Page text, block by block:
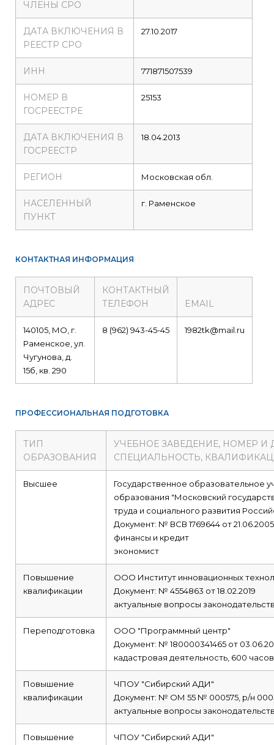
ЧЛЕНЫ СРО
ДАТА ВКЛЮЧЕНИЯ В
РЕЕСТР СРО
27.10.2017
ИНН 771871507539
НОМЕР В
ГОСРЕЕСТРЕ
25153
ДАТА ВКЛЮЧЕНИЯ В
ГОСРЕЕСТР
18.04.2013
РЕГИОН Московская обл.
НАСЕЛЕННЫЙ
ПУНКТ
г. Раменское
КОНТАКТНАЯ ИНФОРМАЦИЯ
ПОЧТОВЫЙ
АДРЕС
КОНТАКТНЫЙ
ТЕЛЕФОН
EMAIL
140105, МО, г.
Раменское, ул.
Чугунова, д.
15б, кв. 290
8 (962) 943-45-45 1982tk@mail.ru
ПРОФЕССИОНАЛЬНАЯ ПОДГОТОВКА
ТИП
ОБРАЗОВАНИЯ
УЧЕБНОЕ ЗАВЕДЕНИЕ, НОМЕР
СПЕЦИАЛЬНОСТЬ,
Высшее
Государственное образовательное
образования "Московский
труда и социального развития
Документ: № ВСВ 1769644 от 21.06.2005
финансы и кредит
экономист
Повышение
квалификации
ООО Институт инновационных
Документ: № 4554863 от 18.02.2019
актуальные вопросы
Переподготовка
ООО "Программный центр"
Документ: № 180000341465 от
кадастровая деятельность, 600 часов
Повышение
квалификации
ЧПОУ "Сибирский АДИ"
Документ: № ОМ 55 № 000575, р/н
актуальные вопросы
Повышение
ЧПОУ "Сибирский АДИ"